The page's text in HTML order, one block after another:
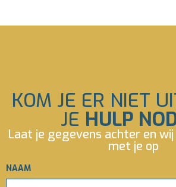
KOM JE ER NIET
JE HULP
Laat je gegevens achter en
met je op
NAAM